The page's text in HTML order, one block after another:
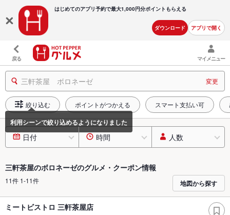
はじめてのアプリ予約で最大1,000円分ポイントもらえる
ダウンロード アプリで開く
戻る マイメニュー
三軒茶屋 ボロネーゼ 変更
絞り込む ポイントがつかえる スマート支払い可
日付 時間 人数
三軒茶屋のボロネーゼのグルメ・クーポン情報
11件 1-11件 地図から探す
ミートビストロ 三軒茶屋店